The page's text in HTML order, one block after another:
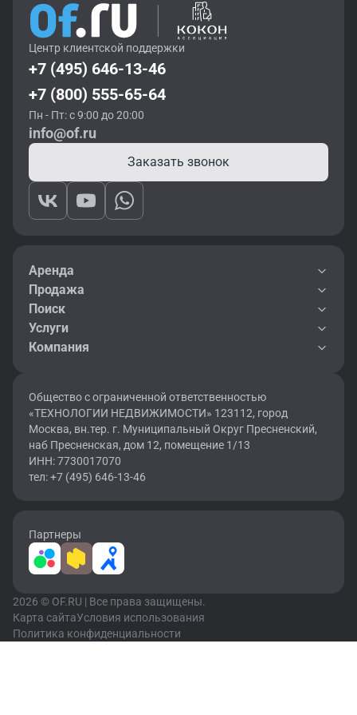
Центр клиентской поддержки
+7 (495) 646-13-46
+7 (800) 555-65-64
Пн - Пт: с 9:00 до 20:00
info@of.ru
Заказать звонок
Аренда
Продажа
Поиск
Услуги
Компания
Общество с ограниченной ответственностью
«ТЕХНОЛОГИИ НЕДВИЖИМОСТИ» 123112, город
Москва, вн.тер. г. Муниципальный Округ Пресненский,
наб Пресненская, дом 12, помещение 1/13
ИНН: 7730017070
тел: +7 (495) 646-13-46
Партнеры
2026 © OF.RU | Все права защищены.
Карта сайтаУсловия использования
Политика конфиденциальности